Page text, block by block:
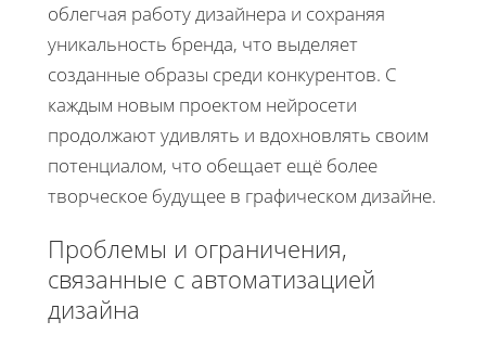
облегчая работу дизайнера и сохраняя
уникальность бренда, что выделяет
созданные образы среди конкурентов. С
каждым новым проектом нейросети
продолжают удивлять и вдохновлять своим
потенциалом, что обещает ещё более
творческое будущее в графическом дизайне.
Проблемы и ограничения,
связанные с автоматизацией
дизайна